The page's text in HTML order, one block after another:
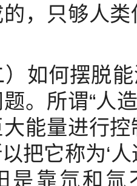
，只够人
何摆脱能
。所谓“人
能量进行
把它称为‘
是靠氘和